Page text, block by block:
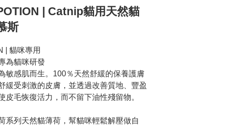
| Catnip貓用天然貓
斯
| 貓咪專用
為貓咪研發
敏感肌而生。100％天然舒緩的保養護膚
緩受刺激的皮膚，並透過改善質地、豐盈
皮毛恢復活力，而不留下油性殘留物。
系列天然貓薄荷，幫貓咪輕鬆解壓做自